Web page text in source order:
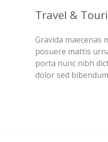
Travel &
Gravida maecenas
posuere mattis
porta nunc nibh
dolor sed